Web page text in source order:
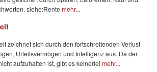
siehe:Rente mehr...
zeichnet sich durch den fortschreitenden Verlust
Urteilsvermögen und Intelligenz aus. Da der
aufzuhalten ist, gibt es keinerlei mehr...